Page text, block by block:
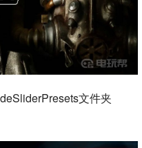
文件夹